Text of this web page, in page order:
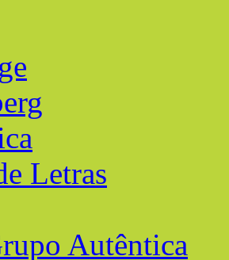
Letras
Autêntica